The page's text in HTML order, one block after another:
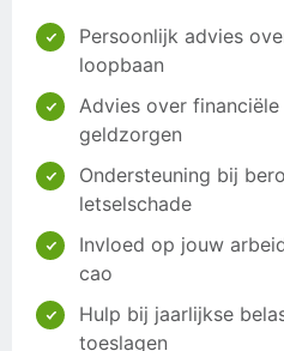
Persoonlijk advies
loopbaan
Advies over
geldzorgen
Ondersteuning bij
letselschade
Invloed op jouw
cao
Hulp bij jaarlijkse
toeslagen